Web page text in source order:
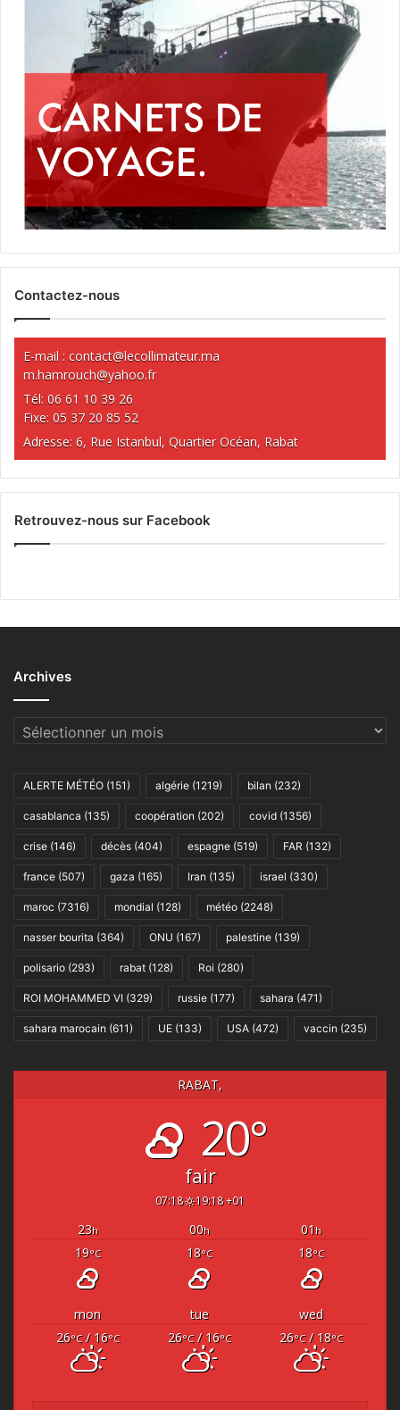
Contactez-nous
E-mail : contact@lecollimateur.ma
m.hamrouch@yahoo.fr
Tél: 06 61 10 39 26
Fixe: 05 37 20 85 52
Adresse: 6, Rue Istanbul, Quartier Océan, Rabat
Retrouvez-nous sur Facebook
Archives
Archives
ALERTE MÉTÉO (151) algérie (1219) bilan (232)
casablanca (135) coopération (202) covid (1356)
crise (146) décès (404) espagne (519) FAR (132)
france (507) gaza (165) Iran (135) israel (330)
maroc (7316) mondial (128) météo (2248)
nasser bourita (364) ONU (167) palestine (139)
polisario (293) rabat (128) Roi (280)
ROI MOHAMMED VI (329) russie (177) sahara (471)
sahara marocain (611) UE (133) USA (472) vaccin (235)
RABAT,
20°
fair
07:18 19:18 +01
23h 00h 01 h
19°C 18°C 18°C
mon tue
wed
26°C/ 16°C 26°C/ 16°C 26°C/ 18°C